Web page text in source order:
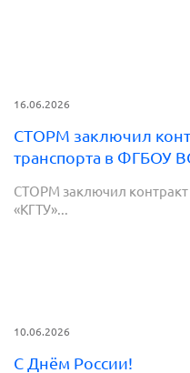
16.06.2026
СТОРМ заключил
транспорта в ФГБОУ
СТОРМ заключил контракт
«КГТУ»...
10.06.2026
С Днём России!